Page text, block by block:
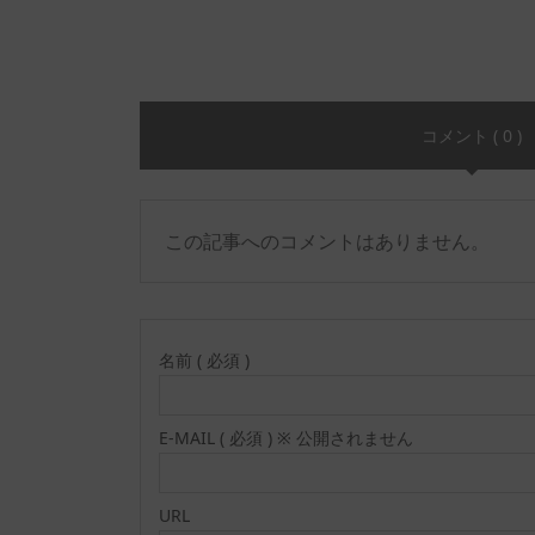
コメント ( 0 )
この記事へのコメントはありません。
名前 ( 必須 )
E-MAIL ( 必須 ) ※ 公開されません
URL